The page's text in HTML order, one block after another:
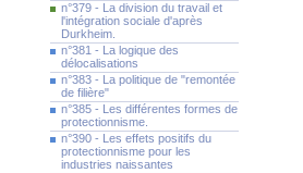
n°379 - La division du travail et
l'intégration sociale d'après
Durkheim.
n°381 - La logique des
délocalisations
n°383 - La politique de "remontée
de filière"
n°385 - Les différentes formes de
protectionnisme.
n°390 - Les effets positifs du
protectionnisme pour les
industries naissantes